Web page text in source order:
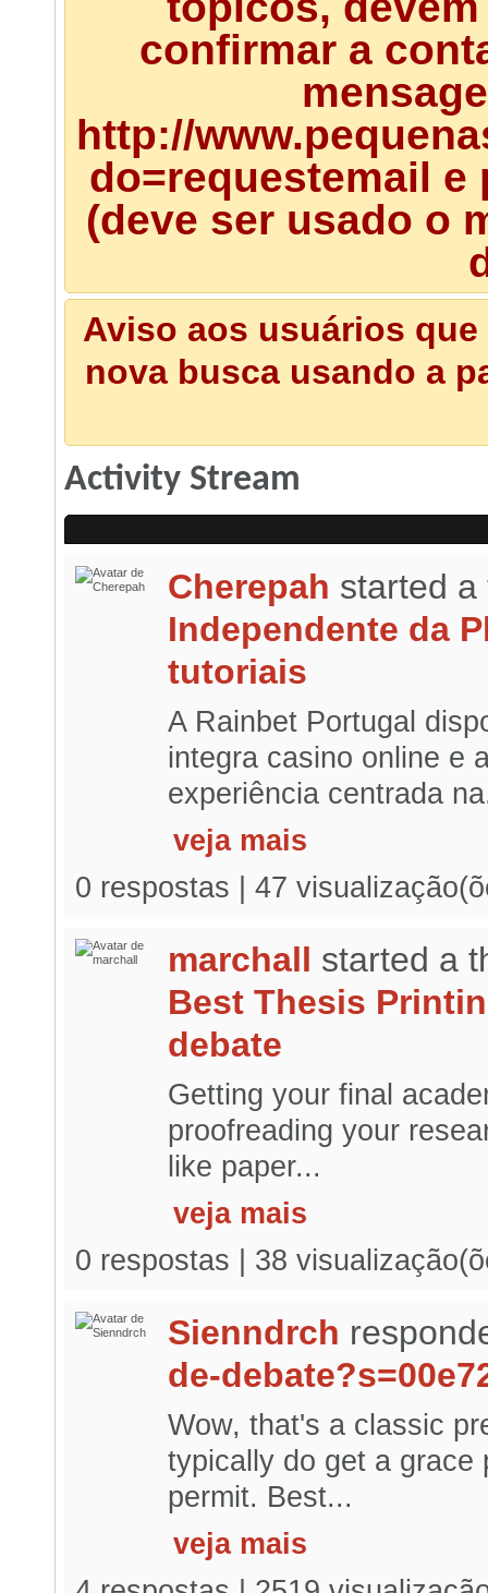
confirmar a
http://
do=requestemail
(deve ser usado o
Aviso aos usuários
nova busca usando a
Activity Stream
Cherepah started
Independente da
tutoriais
A Rainbet Portugal
integra casino online e
experiência centrada
veja mais
0 respostas | 47
marchall started a
Best Thesis
debate
Getting your final
proofreading your
like paper...
veja mais
0 respostas | 38
Sienndrch
de-
Wow, that's a classic
typically do get a grace
permit. Best...
veja mais